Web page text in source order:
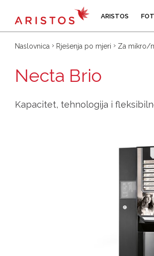
ARISTOS
Naslovnica Rješenja po mjeri Za mikro/
Necta Brio
Kapacitet, tehnologija i